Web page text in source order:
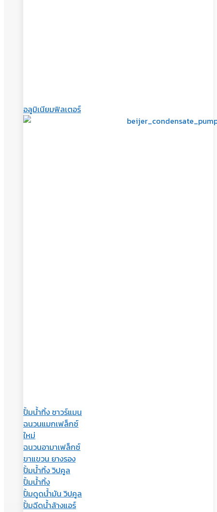
อลูมิเนียมฟิลเตอร์
ปั้มน้ำทิ้ง ซาวร์แมน
ฉนวนแมกเฟล็กซ์
ใหม่
ฉนวนอามาเฟล็กซ์
ขาแขวน ยางรอง
ปั้มน้ำทิ้ง วิปคูล
ปั้มน้ำทิ้ง
ปั้มดูดน้ำมัน วิปคูล
ปั้มฉีดน้ำล้างแอร์